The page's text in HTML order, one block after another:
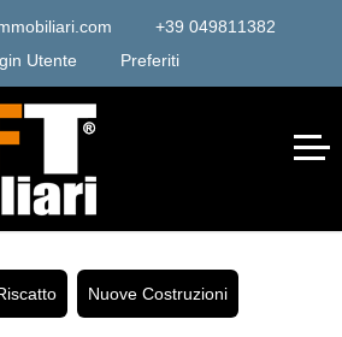
+39 049811382
Utente
Preferiti
Nuove Costruzioni